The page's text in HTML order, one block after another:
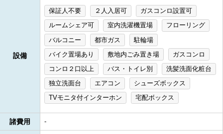
設備
保証人不要 ２人入居可
ガスコンロ設置可
ルームシェア可
室内洗濯機置場
フローリング
バルコニー
都市ガス
駐輪場
バイク置場あり
敷地内ごみ置き場
ガスコンロ
コンロ２口以上
バス・トイレ別
洗髪洗面化粧台
独立洗面台
エアコン
シューズボックス
TVモニタ付インターホン
宅配ボックス
諸費用 -